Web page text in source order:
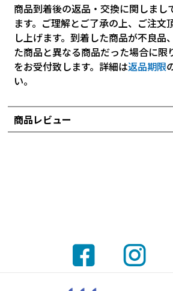
商品到着後の返品・交換に関しまし
ます。ご理解とご了承の上、ご注文
し上げます。到着した商品が不良品
た商品と異なる商品だった場合に限
をお受付致します。詳細は返品期限
い。
商品レビュー